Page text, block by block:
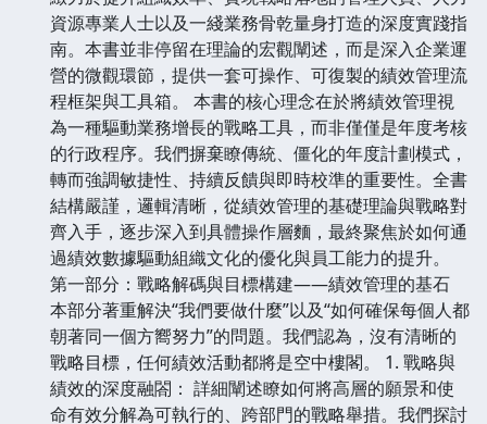
資源專業人士以及一綫業務骨乾量身打造的深度實踐指
南。本書並非停留在理論的宏觀闡述，而是深入企業運
營的微觀環節，提供一套可操作、可復製的績效管理流
程框架與工具箱。 本書的核心理念在於將績效管理視
為一種驅動業務增長的戰略工具，而非僅僅是年度考核
的行政程序。我們摒棄瞭傳統、僵化的年度計劃模式，
轉而強調敏捷性、持續反饋與即時校準的重要性。全書
結構嚴謹，邏輯清晰，從績效管理的基礎理論與戰略對
齊入手，逐步深入到具體操作層麵，最終聚焦於如何通
過績效數據驅動組織文化的優化與員工能力的提升。
第一部分：戰略解碼與目標構建——績效管理的基石
本部分著重解決“我們要做什麼”以及“如何確保每個人都
朝著同一個方嚮努力”的問題。我們認為，沒有清晰的
戰略目標，任何績效活動都將是空中樓閣。 1. 戰略與
績效的深度融閤： 詳細闡述瞭如何將高層的願景和使
命有效分解為可執行的、跨部門的戰略舉措。我們探討